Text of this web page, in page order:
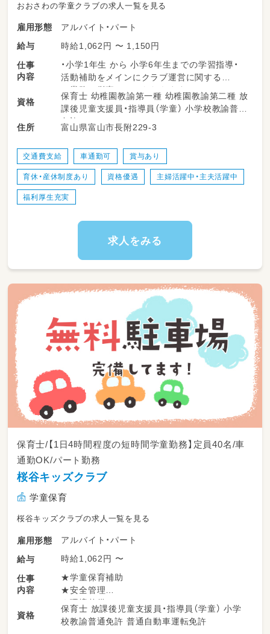
おおさわの学童クラブの求人一覧を見る
雇用形態
アルバイト・パート
給与
時給1,062円 〜 1,150円
仕事
内容
・小学1年生 から 小学6年生までの学習指導・
活動補助をメインにクラブ運営に関する
業務に従事していただきます。
・小学生（１年から６年生対象）の学習指導・採点
（宿題やワーク 解答あります）・見守り
・学習準備（課題など）
・児童の自由時間の安全な見守り、イベント活動
の補助
・掃除
・送迎
資格
保育士 幼稚園教諭第一種 幼稚園教諭第二種 放
課後児童支援員・指導員（学童） 小学校教諭普通
免許
住所 富山県富山市長附229-3
交通費支給 車通勤可 賞与あり
育休・産休制度あり 資格優遇 主婦活躍中・主夫活躍中
福利厚生充実
求人をみる
保育士/【1日4時間程度の短時間学童勤務】定員40名/車
通勤OK/パート勤務
桜谷キッズクラブ
学童保育
桜谷キッズクラブの求人一覧を見る
雇用形態
アルバイト・パート
給与
時給1,062円 〜
仕事
内容
★学童保育補助
★安全管理
★環境整備
★歩きでの送迎業務
★遊びの見守り
資格
保育士 放課後児童支援員・指導員（学童） 小学
校教諭普通免許 普通自動車運転免許